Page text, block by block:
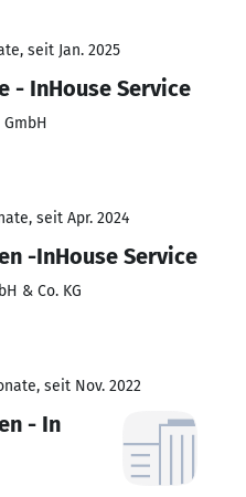
seit Jan. 2025
- InHouse Service
seit Apr. 2024
-InHouse Service
& Co. KG
seit Nov. 2022
- In